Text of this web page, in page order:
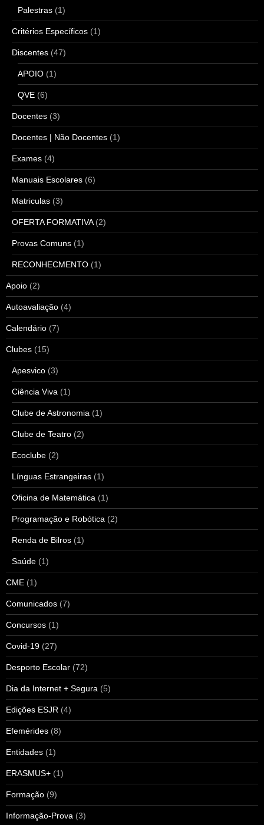
Palestras (1)
Critérios Específicos (1)
Discentes (47)
APOIO (1)
QVE (6)
Docentes (3)
Docentes | Não Docentes (1)
Exames (4)
Manuais Escolares (6)
Matriculas (3)
OFERTA FORMATIVA(2)
Provas Comuns (1)
RECONHECMENTO (1)
Apoio (2)
Autoavaliação (4)
Calendário (7)
Clubes (15)
Apesvico (3)
Ciência Viva (1)
Clube de Astronomia (1)
Clube de Teatro (2)
Ecoclube (2)
Línguas Estrangeiras (1)
Oficina de Matemática (1)
Programação e Robótica (2)
Renda de Bilros (1)
Saúde (1)
CME (1)
Comunicados (7)
Concursos (1)
Covid-19 (27)
Desporto Escolar (72)
Dia da Internet + Segura (5)
Edições ESJR (4)
Efemérides (8)
Entidades (1)
ERASMUS+ (1)
Formação (9)
Informação-Prova (3)